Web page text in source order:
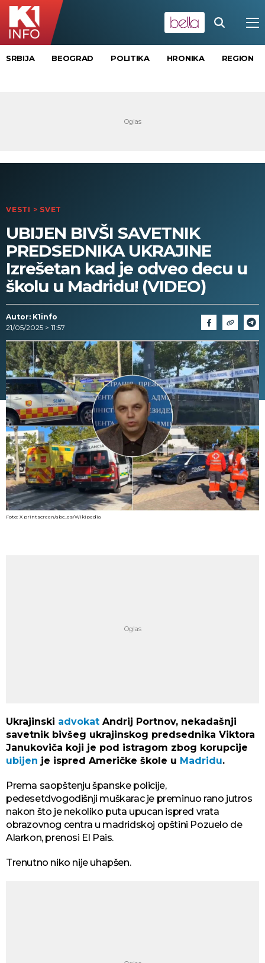
SRBIJA BEOGRAD POLITIKA HRONIKA REGION
VESTI > SVET
UBIJEN BIVŠI SAVETNIK
PREDSEDNIKA UKRAJINE
Izrešetan kad je odveo decu u
školu u Madridu! (VIDEO)
Autor: K1info
21/05/2025 > 11:57
Foto: X printscreen/abc_es/Wikipedia
Ukrajinski advokat Andrij Portnov, nekadašnji
savetnik bivšeg ukrajinskog predsednika Viktora
Janukoviča koji je pod istragom zbog korupcije
ubijen je ispred Američke škole u Madridu.
Prema saopštenju španske policije,
pedesetdvogodišnji muškarac je preminuo rano jutros
nakon što je nekoliko puta upucan ispred vrata
obrazovnog centra u madridskoj opštini Pozuelo de
Alarkon, prenosi El Pais.
Trenutno niko nije uhapšen.